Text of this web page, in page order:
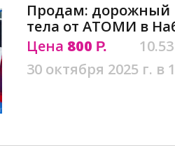
Продам: дорожный
тела от АТОМИ в
Цена 800 Р.
30 октября 2025 г. в